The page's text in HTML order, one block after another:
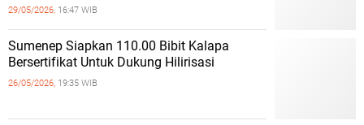
29/05/2026, 16:47 WIB
Sumenep Siapkan 110.00 Bibit Kalapa
Bersertifikat Untuk Dukung Hilirisasi
26/05/2026, 19:35 WIB